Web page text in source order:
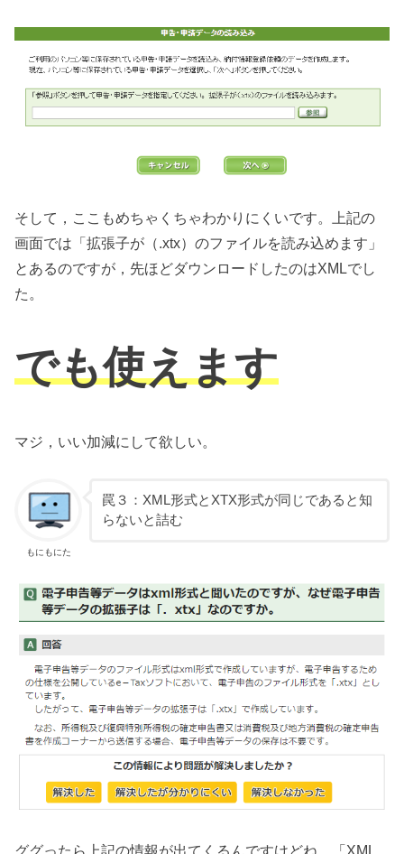
そして，ここもめちゃくちゃわかりにくいです。上記の
画面では「拡張子が（.xtx）のファイルを読み込めます」
とあるのですが，先ほどダウンロードしたのはXMLでし
た。
でも使えます
マジ，いい加減にして欲しい。
もにもにた
罠３：XML形式とXTX形式が同じであると知
らないと詰む
ググったら上記の情報が出てくるんですけどね。「XML